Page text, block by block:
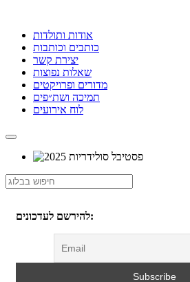
אודות ותולדות
כותבים וכותבות
יצירת קשר
שאלות נפוצות
מדורים ופרויקטים
תמיכה ושת״פים
לוח אירועים
להירשם לעדכונים: